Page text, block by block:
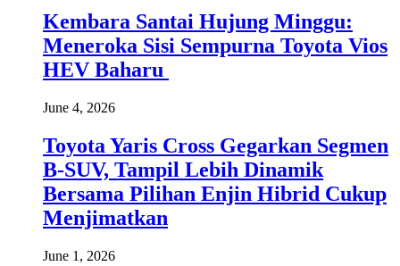
Kembara Santai Hujung Minggu:
Meneroka Sisi Sempurna Toyota Vios
HEV Baharu
June 4, 2026
Toyota Yaris Cross Gegarkan Segmen
B-SUV, Tampil Lebih Dinamik
Bersama Pilihan Enjin Hibrid Cukup
Menjimatkan
June 1, 2026